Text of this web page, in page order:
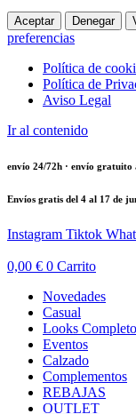
Aceptar Denegar
preferencias
Política de
Política de
Aviso Legal
Ir al contenido
envío 24/72h · envío
Envíos gratis del 4 al 17 de
Instagram Tiktok
0,00 € 0 Carrito
Novedades
Casual
Looks
Eventos
Calzado
Complementos
REBAJAS
OUTLET